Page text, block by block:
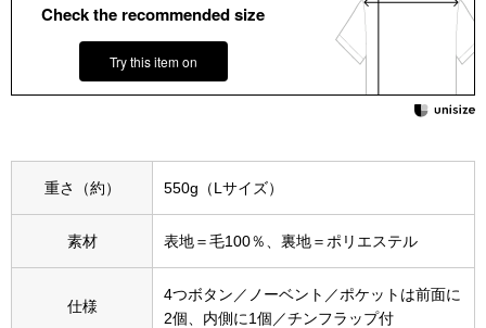
Miss Kyouko／ミスキョウコ
ビー すべて見る
革小物
ウオッチ／ア
ウオッチ
Check the recommended size
Try this item on
重さ（約） 550g（Lサイズ）
素材 表地＝毛100％、裏地＝ポリエステル
仕様
4つボタン／ノーベント／ポケットは前面に
2個、内側に1個／チンフラップ付